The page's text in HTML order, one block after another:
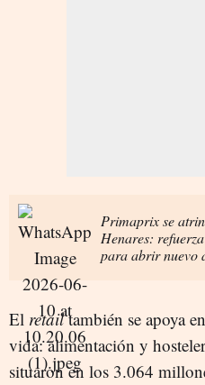
Primaprix se
Henares:
para abrir nuevo
El retailtambién se apoya
vida: alimentación y
situaron en los 3.064